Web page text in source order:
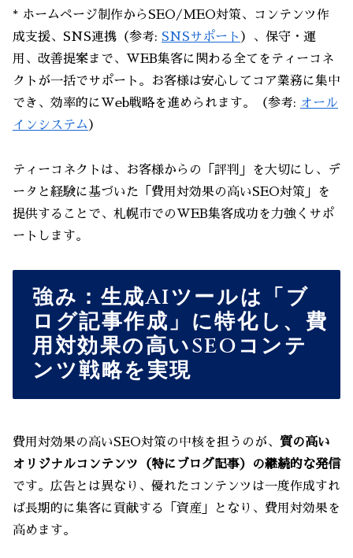
* ホームページ制作からSEO/MEO対策、コンテンツ作
成支援、SNS連携（参考: SNSサポート ）、保守・運
用、改善提案まで、WEB集客に関わる全てをティーコネ
クトが一括でサポート。お客様は安心してコア業務に集中
でき、効率的にWeb戦略を進められます。（参考: オール
インシステム ）
ティーコネクトは、お客様からの「評判」を大切にし、デ
ータと経験に基づいた「費用対効果の高いSEO対策」を
提供することで、札幌市でのWEB集客成功を力強くサポ
ートします。
強み：生成AIツールは「ブ
ログ記事作成」に特化し、費
用対効果の高いSEOコンテ
ンツ戦略を実現
費用対効果の高いSEO対策の中核を担うのが、 質の高い
オリジナルコンテンツ（特にブログ記事）の継続的な発信
です。広告とは異なり、優れたコンテンツは一度作成すれ
ば長期的に集客に貢献する「資産」となり、費用対効果を
高めます。